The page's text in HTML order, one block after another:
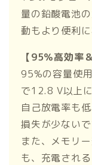
量の鉛酸電池
動もより便利に
【95％高効率
95%の容量使
で12.8 V以上
自己放電率も
損失が少ないで
また、メモリ
も、充電され